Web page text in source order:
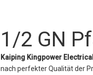
1/2 GN
Kaiping Kingpower
nach perfekter Qualität der